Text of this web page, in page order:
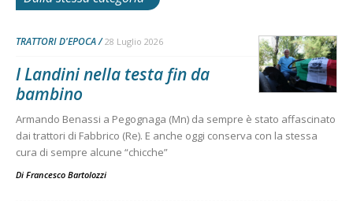
TRATTORI D'EPOCA 28 Luglio 2026
I Landini nella testa fin da
bambino
Armando Benassi a Pegognaga (Mn) da sempre è stato affascinato
dai trattori di Fabbrico (Re). E anche oggi conserva con la stessa
cura di sempre alcune “chicche”
Di Francesco Bartolozzi